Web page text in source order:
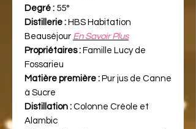
Degré : 55°
Distillerie : HBS Habitation
Beauséjour En Savoir Plus
Propriétaires : Famille Lucy de
Fossarieu
Matière première : Pur jus de Canne
à Sucre
Distillation : Colonne Créole et
Alambic